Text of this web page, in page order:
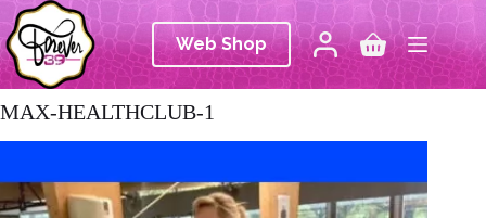
Ga
naar
de
inhoud
Web Shop Winkelwagen
MAX-HEALTHCLUB-1